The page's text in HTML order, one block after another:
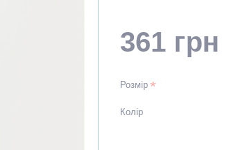
361 грн
Розмір
Колір